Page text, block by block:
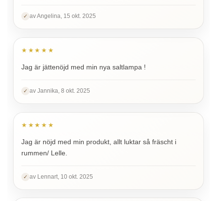
✓ av Angelina, 15 okt. 2025
★★★★★
Jag är jättenöjd med min nya saltlampa !
✓ av Jannika, 8 okt. 2025
★★★★★
Jag är nöjd med min produkt, allt luktar så fräscht i
rummen/ Lelle.
✓ av Lennart, 10 okt. 2025